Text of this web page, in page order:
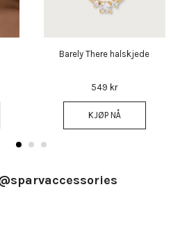
Barely There halskjede
549 kr
KJØP NÅ